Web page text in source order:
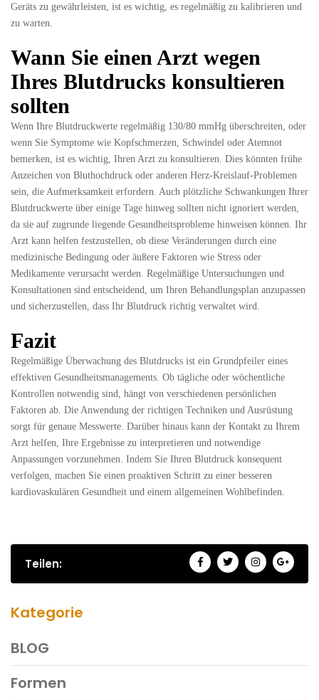
Geräts zu gewährleisten, ist es wichtig, es regelmäßig zu kalibrieren und
zu warten.
Wann Sie einen Arzt wegen
Ihres Blutdrucks konsultieren
sollten
Wenn Ihre Blutdruckwerte regelmäßig 130/80 mmHg überschreiten, oder
wenn Sie Symptome wie Kopfschmerzen, Schwindel oder Atemnot
bemerken, ist es wichtig, Ihren Arzt zu konsultieren. Dies könnten frühe
Anzeichen von Bluthochdruck oder anderen Herz-Kreislauf-Problemen
sein, die Aufmerksamkeit erfordern. Auch plötzliche Schwankungen Ihrer
Blutdruckwerte über einige Tage hinweg sollten nicht ignoriert werden,
da sie auf zugrunde liegende Gesundheitsprobleme hinweisen können. Ihr
Arzt kann helfen festzustellen, ob diese Veränderungen durch eine
medizinische Bedingung oder äußere Faktoren wie Stress oder
Medikamente verursacht werden. Regelmäßige Untersuchungen und
Konsultationen sind entscheidend, um Ihren Behandlungsplan anzupassen
und sicherzustellen, dass Ihr Blutdruck richtig verwaltet wird.
Fazit
Regelmäßige Überwachung des Blutdrucks ist ein Grundpfeiler eines
effektiven Gesundheitsmanagements. Ob tägliche oder wöchentliche
Kontrollen notwendig sind, hängt von verschiedenen persönlichen
Faktoren ab. Die Anwendung der richtigen Techniken und Ausrüstung
sorgt für genaue Messwerte. Darüber hinaus kann der Kontakt zu Ihrem
Arzt helfen, Ihre Ergebnisse zu interpretieren und notwendige
Anpassungen vorzunehmen. Indem Sie Ihren Blutdruck konsequent
verfolgen, machen Sie einen proaktiven Schritt zu einer besseren
kardiovaskulären Gesundheit und einem allgemeinen Wohlbefinden.
Teilen:
Kategorie
BLOG
Formen